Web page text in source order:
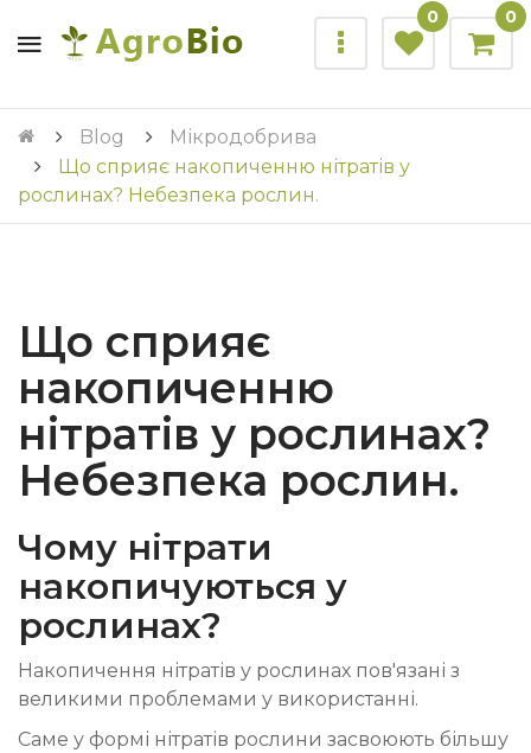
0 0
Blog
Мікродобрива
Що сприяє накопиченню нітратів у
рослинах? Небезпека рослин.
Що сприяє
накопиченню
нітратів у рослинах?
Небезпека рослин.
Чому нітрати
накопичуються у
рослинах?
Накопичення нітратів у рослинах пов'язані з
великими проблемами у використанні.
Саме у формі нітратів рослини засвоюють більшу